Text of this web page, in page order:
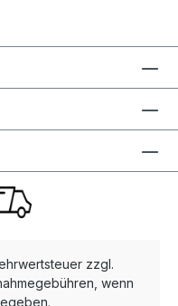
zzgl.
wenn